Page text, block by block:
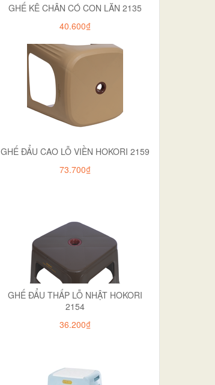
GHẾ KÊ CHÂN CÓ CON LĂN 2135
40.600₫
GHẾ ĐẨU CAO LỖ VIỀN HOKORI 2159
73.700₫
GHẾ ĐẨU THẤP LỖ NHẬT HOKORI
2154
36.200₫